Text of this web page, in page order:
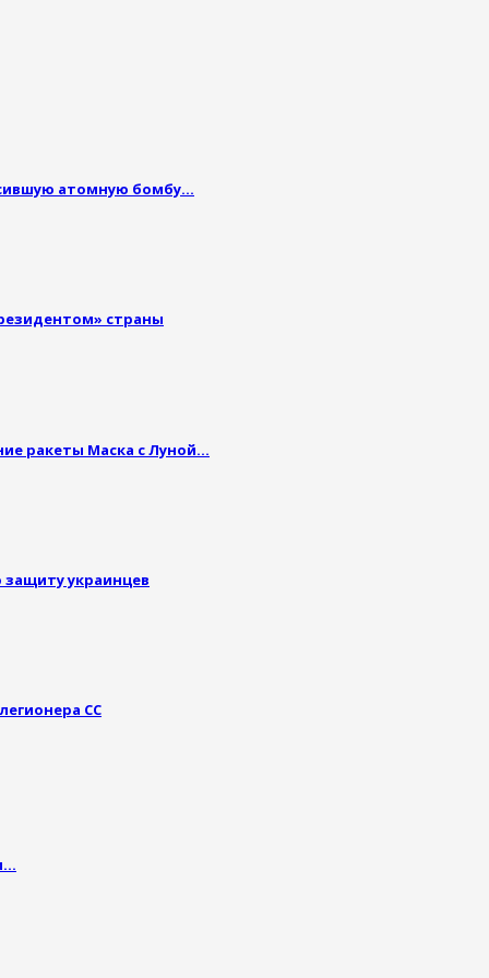
атомную бомбу…
страны
ракеты Маска с Луной…
украинцев
СС